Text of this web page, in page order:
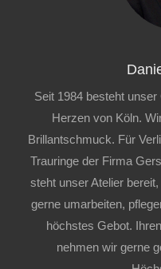
Seit 1984 besteht
Herzen von Köln.
Brillantschmuck. Für
Trauringe der Firma
steht unser Atelier
gerne umarbeiten,
höchstes Gebot.
nehmen wir gerne